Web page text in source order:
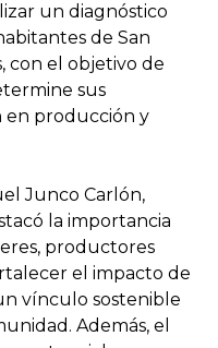
un diagnóstico
de San
con el objetivo de
sus
en producción y
Junco Carlón,
la importancia
productores
el impacto de
vínculo sostenible
Además, el